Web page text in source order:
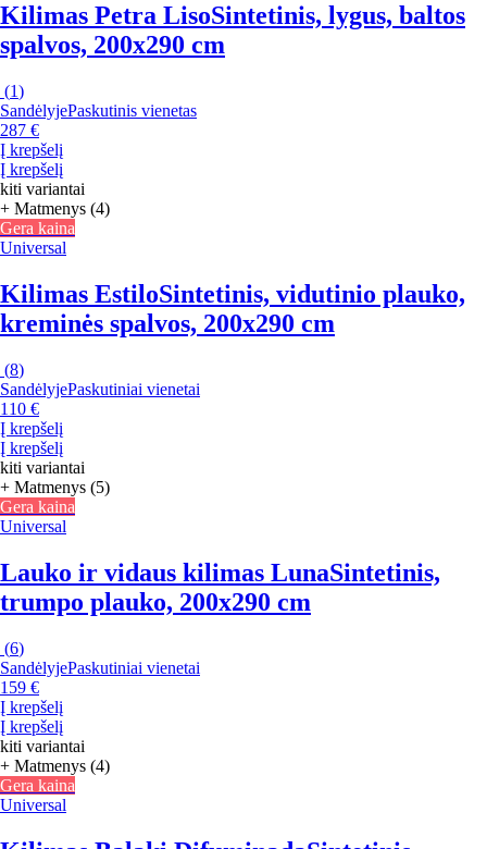
Kilimas Petra LisoSintetinis, lygus, baltos
spalvos, 200x290 cm
(1)
SandėlyjePaskutinis vienetas
287 €
Į krepšelį
Į krepšelį
kiti variantai
+ Matmenys (4)
Gera kaina
Universal
Kilimas EstiloSintetinis, vidutinio plauko,
kreminės spalvos, 200x290 cm
(8)
SandėlyjePaskutiniai vienetai
110 €
Į krepšelį
Į krepšelį
kiti variantai
+ Matmenys (5)
Gera kaina
Universal
Lauko ir vidaus kilimas LunaSintetinis,
trumpo plauko, 200x290 cm
(6)
SandėlyjePaskutiniai vienetai
159 €
Į krepšelį
Į krepšelį
kiti variantai
+ Matmenys (4)
Gera kaina
Universal